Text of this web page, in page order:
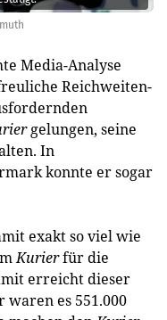
Media-Analyse
Reichweiten-
gelungen, seine
In
konnte er sogar
exakt so viel wie
Kurierfür die
erreicht dieser
waren es 551.000